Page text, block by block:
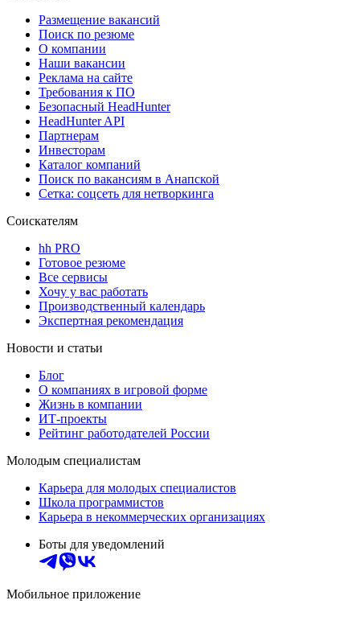
Размещение вакансий
Поиск по резюме
О компании
Наши вакансии
Реклама на сайте
Требования к ПО
Безопасный HeadHunter
HeadHunter API
Партнерам
Инвесторам
Каталог компаний
Поиск по вакансиям в Анапской
Сетка: соцсеть для нетворкинга
Соискателям
hh PRO
Готовое резюме
Все сервисы
Хочу у вас работать
Производственный календарь
Экспертная рекомендация
Новости и статьи
Блог
О компаниях в игровой форме
Жизнь в компании
ИТ-проекты
Рейтинг работодателей России
Молодым специалистам
Карьера для молодых специалистов
Школа программистов
Карьера в некоммерческих организациях
Боты для уведомлений
Мобильное приложение